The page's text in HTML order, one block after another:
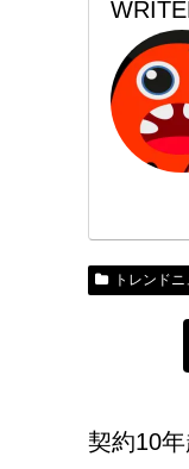
トレンドニ
契約10